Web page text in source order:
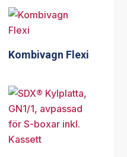
Kombivagn Flexi